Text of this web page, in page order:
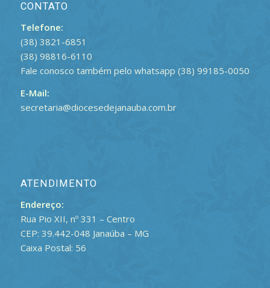
CONTATO
Telefone:
(38) 3821-6851
(38) 98816-6110
Fale conosco também pelo whatsapp (38) 99185-0050
E-Mail:
secretaria@diocesedejanauba.com.br
ATENDIMENTO
Endereço:
Rua Pio XII, nº 331 – Centro
CEP: 39.442-048 Janaúba – MG
Caixa Postal: 56